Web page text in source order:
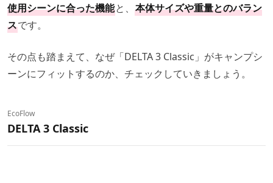
使用シーンに合った機能と、 本体サイズや重量とのバラン
スです。
その点も踏まえて、なぜ「DELTA 3 Classic」がキャンプシ
ーンにフィットするのか、チェックしていきましょう。
EcoFlow
DELTA 3 Classic